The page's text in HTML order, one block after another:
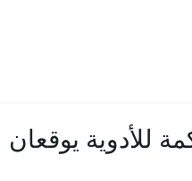
للأدوية